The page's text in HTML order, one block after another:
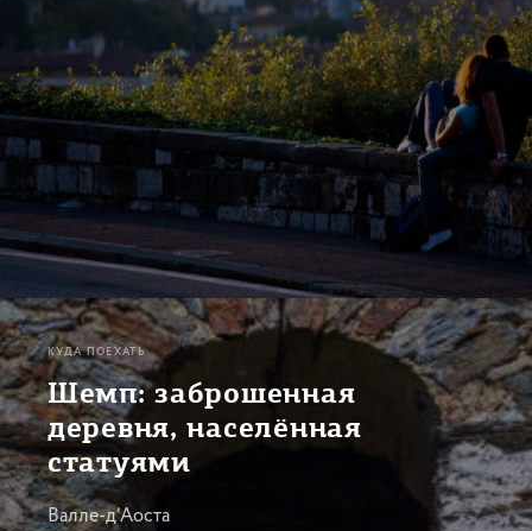
КУДА ПОЕХАТЬ
Шемп: заброшенная
деревня, населённая
статуями
Валле-д’Аоста